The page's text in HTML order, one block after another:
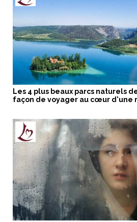
Les 4 plus beaux parcs naturels
façon de voyager au cœur d'une